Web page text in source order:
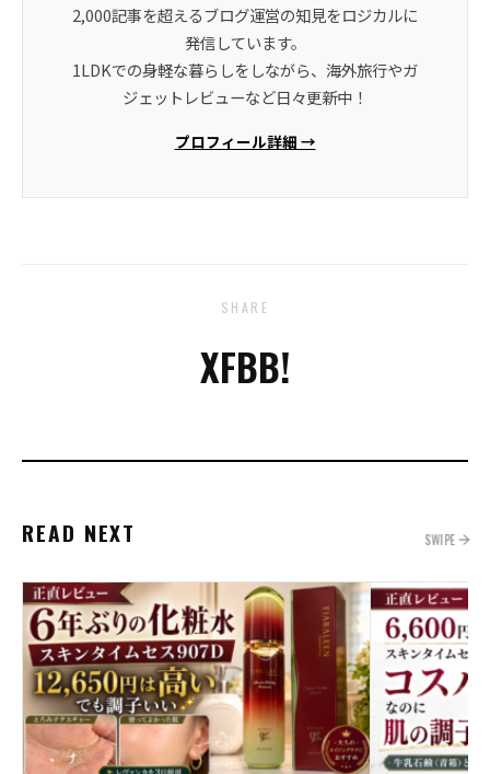
2,000記事を超えるブログ運営の知見をロジカルに
発信しています。
1LDKでの身軽な暮らしをしながら、海外旅行やガ
ジェットレビューなど日々更新中！
プロフィール詳細 →
SHARE
XFBB!
READ NEXT SWIPE